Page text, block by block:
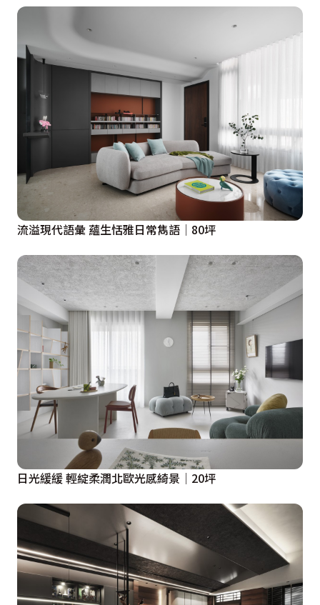
流溢現代語彙 蘊生恬雅日常雋語│80坪
日光緩緩 輕綻柔潤北歐光感綺景│20坪